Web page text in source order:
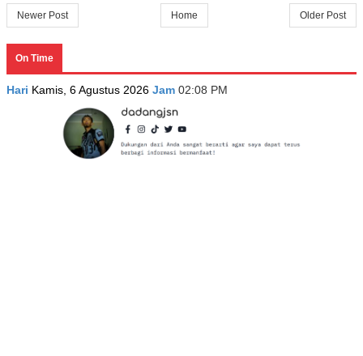
Newer Post Older Post
Home
On Time
Hari Kamis, 6 Agustus 2026 Jam 02:08 PM